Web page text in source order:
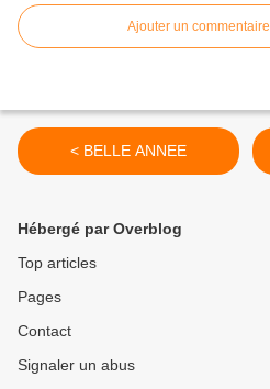
Ajouter un commentaire
< BELLE ANNEE
Hébergé par Overblog
Top articles
Pages
Contact
Signaler un abus